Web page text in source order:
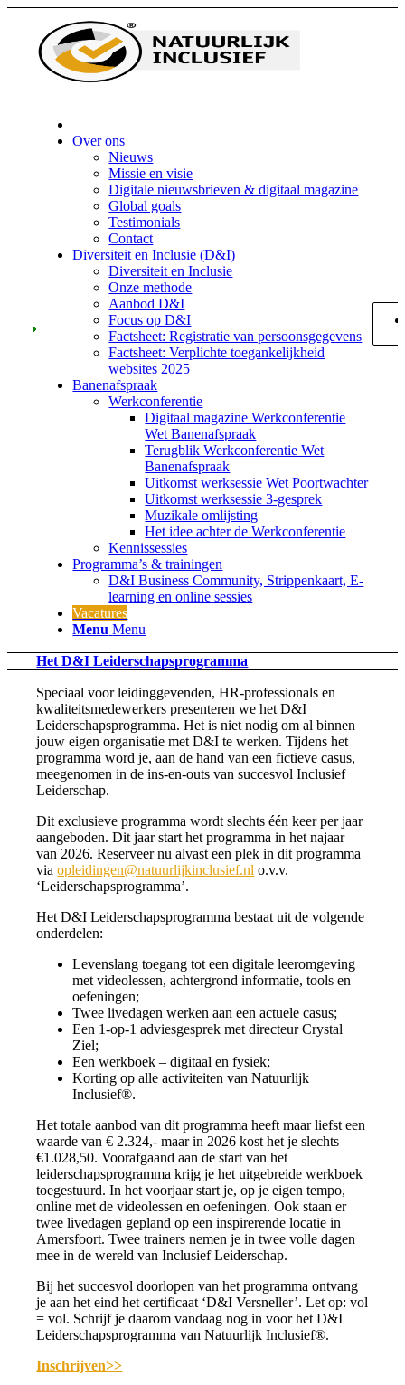
Over ons
Nieuws
Missie en visie
Digitale nieuwsbrieven & digitaal magazine
Global goals
Testimonials
Contact
Diversiteit en Inclusie (D&I)
Diversiteit en Inclusie
Onze methode
Aanbod D&I
Focus op D&I
Factsheet: Registratie van persoonsgegevens
Factsheet: Verplichte toegankelijkheid
websites 2025
Banenafspraak
Werkconferentie
Digitaal magazine Werkconferentie
Wet Banenafspraak
Terugblik Werkconferentie Wet
Banenafspraak
Uitkomst werksessie Wet Poortwachter
Uitkomst werksessie 3-gesprek
Muzikale omlijsting
Het idee achter de Werkconferentie
Kennissessies
Programma’s & trainingen
D&I Business Community, Strippenkaart, E-
learning en online sessies
Vacatures
Menu Menu
Het D&I Leiderschapsprogramma
Speciaal voor leidinggevenden, HR-professionals en
kwaliteitsmedewerkers presenteren we het D&I
Leiderschapsprogramma. Het is niet nodig om al binnen
jouw eigen organisatie met D&I te werken. Tijdens het
programma word je, aan de hand van een fictieve casus,
meegenomen in de ins-en-outs van succesvol Inclusief
Leiderschap.
Dit exclusieve programma wordt slechts één keer per jaar
aangeboden. Dit jaar start het programma in het najaar
van 2026. Reserveer nu alvast een plek in dit programma
viaopleidingen@natuurlijkinclusief.nl o.v.v.
‘Leiderschapsprogramma’.
Het D&I Leiderschapsprogramma bestaat uit de volgende
onderdelen:
Levenslang toegang tot een digitale leeromgeving
met videolessen, achtergrond informatie, tools en
oefeningen;
Twee livedagen werken aan een actuele casus;
Een 1-op-1 adviesgesprek met directeur Crystal
Ziel;
Een werkboek – digitaal en fysiek;
Korting op alle activiteiten van Natuurlijk
Inclusief®.
Het totale aanbod van dit programma heeft maar liefst een
waarde van € 2.324,- maar in 2026 kost het je slechts
€1.028,50. Voorafgaand aan de start van het
leiderschapsprogramma krijg je het uitgebreide werkboek
toegestuurd. In het voorjaar start je, op je eigen tempo,
online met de videolessen en oefeningen. Ook staan er
twee livedagen gepland op een inspirerende locatie in
Amersfoort. Twee trainers nemen je in twee volle dagen
mee in de wereld van Inclusief Leiderschap.
Bij het succesvol doorlopen van het programma ontvang
je aan het eind het certificaat ‘D&I Versneller’. Let op: vol
= vol. Schrijf je daarom vandaag nog in voor het D&I
Leiderschapsprogramma van Natuurlijk Inclusief®.
Inschrijven>>